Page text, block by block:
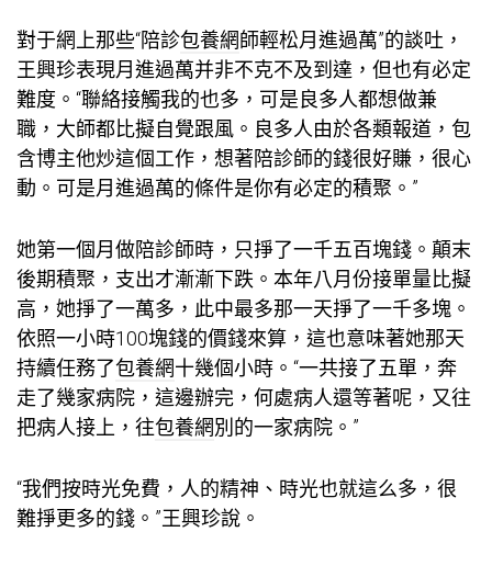
對于網上那些“陪診包養網師輕松月進過萬”的談吐，
王興珍表現月進過萬并非不克不及到達，但也有必定
難度。“聯絡接觸我的也多，可是良多人都想做兼
職，大師都比擬自覺跟風。良多人由於各類報道，包
含博主他炒這個工作，想著陪診師的錢很好賺，很心
動。可是月進過萬的條件是你有必定的積聚。”
她第一個月做陪診師時，只掙了一千五百塊錢。顛末
後期積聚，支出才漸漸下跌。本年八月份接單量比擬
高，她掙了一萬多，此中最多那一天掙了一千多塊。
依照一小時100塊錢的價錢來算，這也意味著她那天
持續任務了包養網十幾個小時。“一共接了五單，奔
走了幾家病院，這邊辦完，何處病人還等著呢，又往
把病人接上，往包養網別的一家病院。”
“我們按時光免費，人的精神、時光也就這么多，很
難掙更多的錢。”王興珍說。